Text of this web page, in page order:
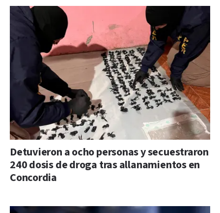
Detuvieron a ocho personas y secuestraron
240 dosis de droga tras allanamientos en
Concordia